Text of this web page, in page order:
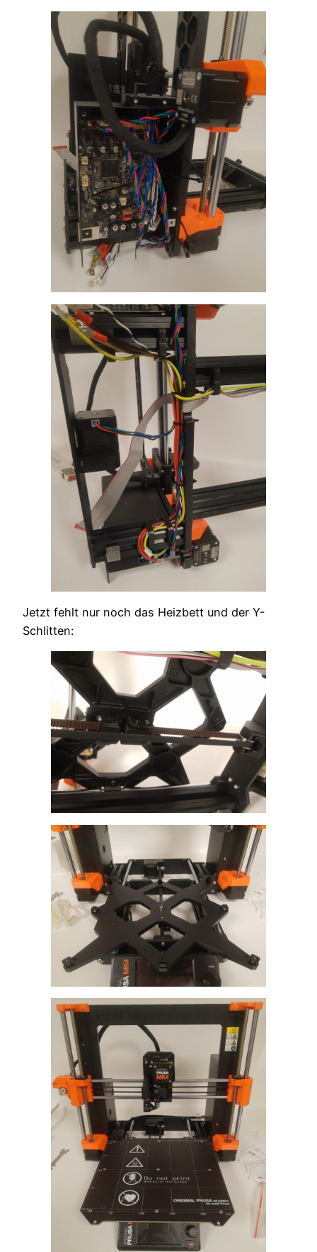
Jetzt fehlt nur noch das Heizbett und der Y-
Schlitten: